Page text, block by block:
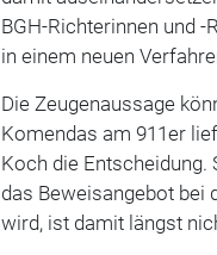
BGH-Richterinnen und
in einem neuen
Die Zeugenaussage
Komendas am 911er
Koch die Entscheidung.
das Beweisangebot bei
wird, ist damit längst